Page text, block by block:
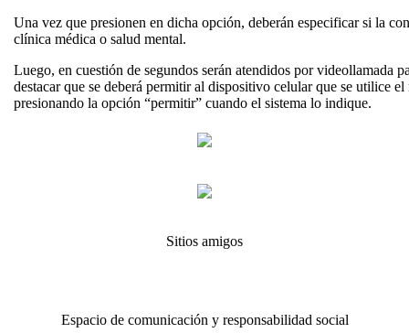
Una vez que presionen en dicha opción, deberán especificar si la
clínica médica o salud mental.
Luego, en cuestión de segundos serán atendidos por videollamada
destacar que se deberá permitir al dispositivo celular que se utilice
presionando la opción “permitir” cuando el sistema lo indique.
Sitios amigos
Espacio de comunicación y responsabilidad social